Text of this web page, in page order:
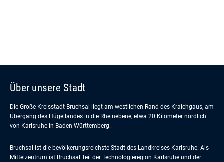
Über unsere Stadt
Die Große Kreisstadt Bruchsal liegt am westlichen Rand des Kraichgaus, am
Übergang des Hügellandes in die Rheinebene, etwa 20 Kilometer nördlich
von Karlsruhe in Baden-Württemberg.
Bruchsal ist die bevölkerungsreichste Stadt des Landkreises Karlsruhe. Als
Mittelzentrum ist Bruchsal Teil der Technologieregion Karlsruhe und der